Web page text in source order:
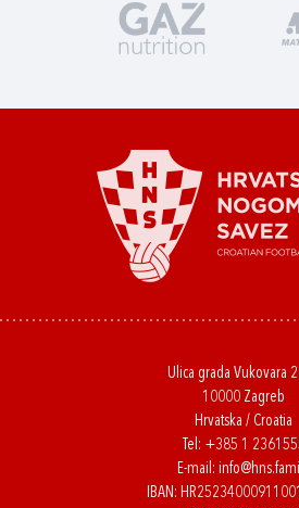
Ulica grada Vukovara
10000 Zagreb
Hrvatska / Croatia
Tel: +385 1
E-mail:
IBAN: